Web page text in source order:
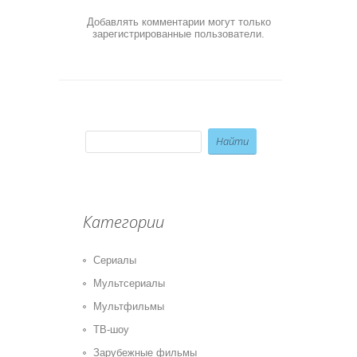
Добавлять комментарии могут только
зарегистрированные пользователи.
Категории
Сериалы
Мультсериалы
Мультфильмы
ТВ-шоу
Зарубежные фильмы